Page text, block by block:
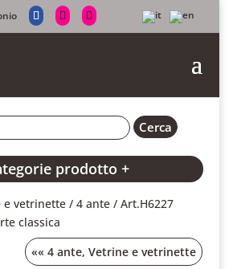
prodotto +
e vetrinette /4 ante / Art.H6227
classica
««4 ante,Vetrine e vetrinette